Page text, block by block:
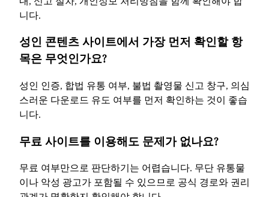
니다.
성인 콘텐츠 사이트에서 가장 먼저 확인할 항
목은 무엇인가요?
성인 인증, 합법 유통 여부, 불법 촬영물 신고 창구, 의심
스러운 다운로드 유도 여부를 먼저 확인하는 것이 좋습
니다.
무료 사이트를 이용해도 문제가 없나요?
무료 여부만으로 판단하기는 어렵습니다. 무단 유통물
이나 악성 광고가 포함될 수 있으므로 공식 경로와 권리